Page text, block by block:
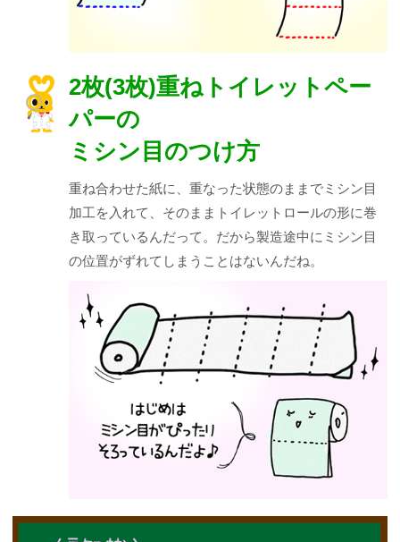
2枚(3枚)重ねトイレットペー
パーの
ミシン目のつけ方
重ね合わせた紙に、重なった状態のままでミシン目
加工を入れて、そのままトイレットロールの形に巻
き取っているんだって。だから製造途中にミシン目
の位置がずれてしまうことはないんだね。